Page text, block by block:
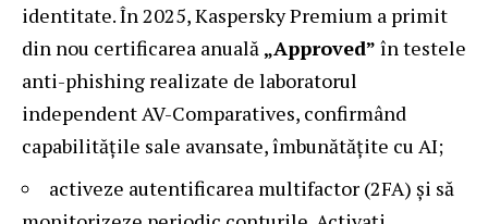
identitate. În 2025, Kaspersky Premium a primit
din nou certificarea anuală „Approved” în testele
anti-phishing realizate de laboratorul
independent AV-Comparatives, confirmând
capabilitățile sale avansate, îmbunătățite cu AI;
activeze autentificarea multifactor (2FA) și să